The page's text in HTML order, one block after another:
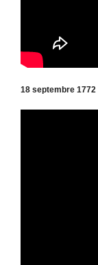
18 septembre 1772